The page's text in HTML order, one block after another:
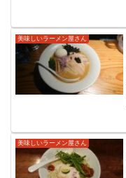
美味しいラーメン屋さん
美味しいラーメン屋さん